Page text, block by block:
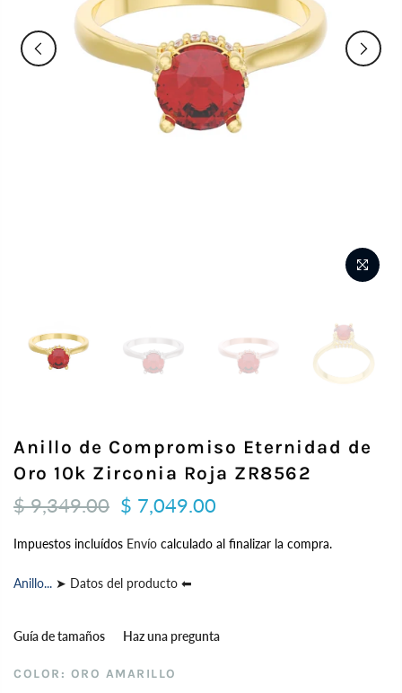
Anillo de Compromiso Eternidad de
Oro 10k Zirconia Roja ZR8562
$ 9,349.00 $ 7,049.00
Impuestos incluídos Envío calculado al finalizar la compra.
Anillo... ➤ Datos del producto ⬅
Guía de tamaños Haz una pregunta
COLOR: ORO AMARILLO